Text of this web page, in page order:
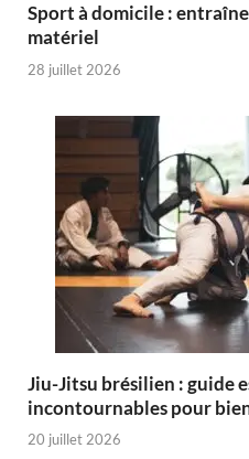
Sport à domicile :
matériel
28 juillet 2026
Jiu-Jitsu brésilien : guide
incontournables pour
20 juillet 2026